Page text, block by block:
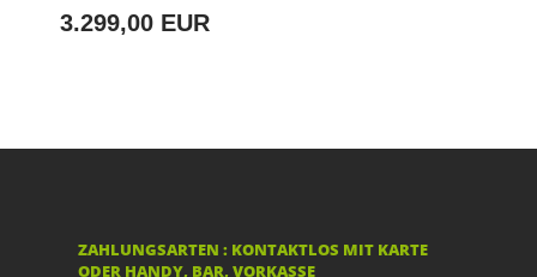
3.299,00 EUR
ZAHLUNGSARTEN : KONTAKTLOS MIT KARTE
ODER HANDY, BAR, VORKASSE